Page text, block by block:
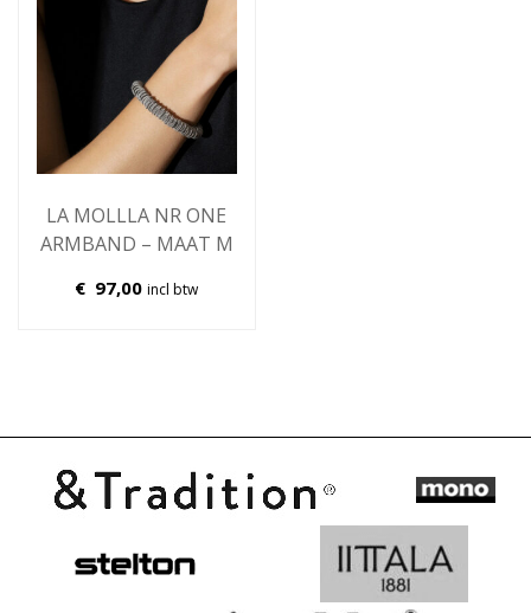
LA MOLLLA NR ONE
ARMBAND – MAAT M
€ 97,00 incl btw